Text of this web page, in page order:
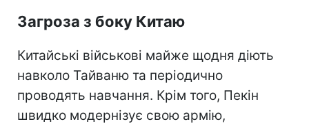
Загроза з боку Китаю
Китайські військові майже щодня діють
навколо Тайваню та періодично
проводять навчання. Крім того, Пекін
швидко модернізує свою армію,